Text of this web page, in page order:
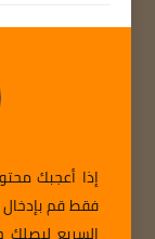
إذا أعجبك
فقط قم بإدخال
السريع ليصلك